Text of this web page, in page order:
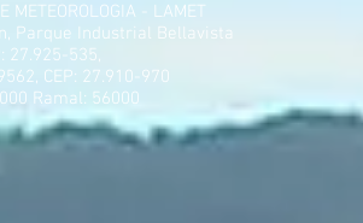
METEOROLOGIA - LAMET
Parque Industrial Bellavista
27.925-535,
CEP: 27.910-970
Ramal: 56000